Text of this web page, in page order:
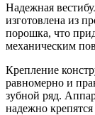
Надежная
изготовлена из
порошка, что
механическим
Крепление
равномерно и
зубной ряд.
надежно